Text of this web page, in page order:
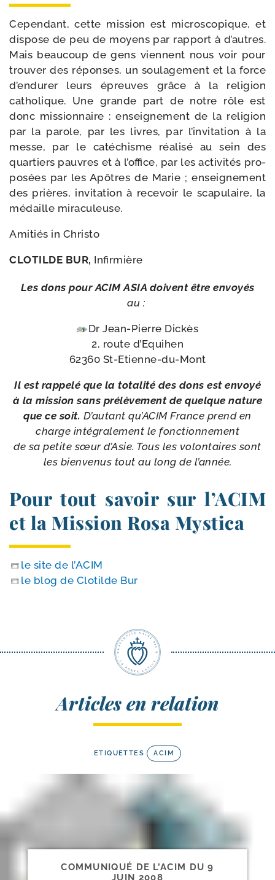
Cependant, cette mis­sion est micro­sco­pique, et
dis­pose de peu de moyens par rap­port à d’autres.
Mais beau­coup de gens viennent nous voir pour
trou­ver des réponses, un sou­la­ge­ment et la force
d’en­du­rer leurs épreuves grâce à la reli­gion
catho­lique. Une grande part de notre rôle est
donc mis­sion­naire : ensei­gne­ment de la reli­gion
par la parole, par les livres, par l’in­vi­ta­tion à la
messe, par le caté­chisme réa­li­sé au sein des
quar­tiers pauvres et à l’of­fice, par les acti­vi­tés pro­
po­sées par les Apôtres de Marie ; ensei­gne­ment
des prières, invi­ta­tion à rece­voir le sca­pu­laire, la
médaille miraculeuse.
Amitiés in Christo
CLOTILDE BUR, Infirmière
Les dons pour ACIM ASIA doivent être envoyés
au :
Dr Jean-​Pierre Dickès
2, route d’Equihen
62360 St-Etienne-du-Mont
Il est rap­pe­lé que la tota­li­té des dons est envoyé
à la mis­sion sans pré­lè­ve­ment de quelque nature
que ce soit. D’autant qu’ACIM France prend en
charge inté­gra­le­ment le fonc­tion­ne­ment
de sa petite sœur d’Asie. Tous les volon­taires sont
les bien­ve­nus tout au long de l’année.
Pour tout savoir sur l’ACIM
et la Mission Rosa Mystica
le site de l’ACIM
le blog de Clotilde Bur
Articles en relation
ETIQUETTES ACIM
COMMUNIQUÉ DE L’ACIM DU 9
JUIN 2008